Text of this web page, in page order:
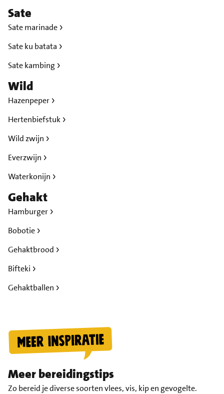
Sate
Sate marinade
Sate ku batata
Sate kambing
Wild
Hazenpeper
Hertenbiefstuk
Wild zwijn
Everzwijn
Waterkonijn
Gehakt
Hamburger
Bobotie
Gehaktbrood
Bifteki
Gehaktballen
Meer bereidingstips
Zo bereid je diverse soorten vlees, vis, kip en gevogelte.